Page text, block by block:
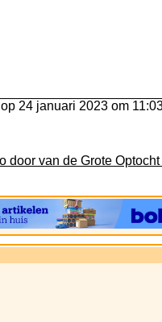
24 januari 2023 om
door van de Grote